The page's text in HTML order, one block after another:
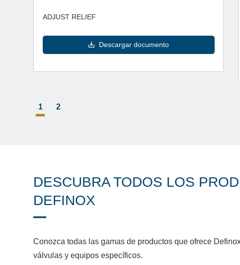
ADJUST RELIEF
Descargar documento
1 2
DESCUBRA TODOS LOS
DEFINOX
Conozca todas las gamas de productos que ofrece
válvulas y equipos específicos.